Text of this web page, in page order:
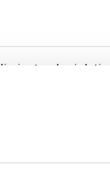
en
y
la jerarquía
y la legislación